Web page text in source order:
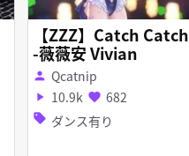
【ZZZ】Catch Catch
-薇薇安 Vivian
person Qcatnip
play_arrow 10.9k favorite 682
sell ダンス有り